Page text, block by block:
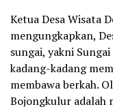
Ketua Desa Wisata
mengungkapkan,
sungai, yakni
kadang-kadang
membawa berkah.
Bojongkulur adalah